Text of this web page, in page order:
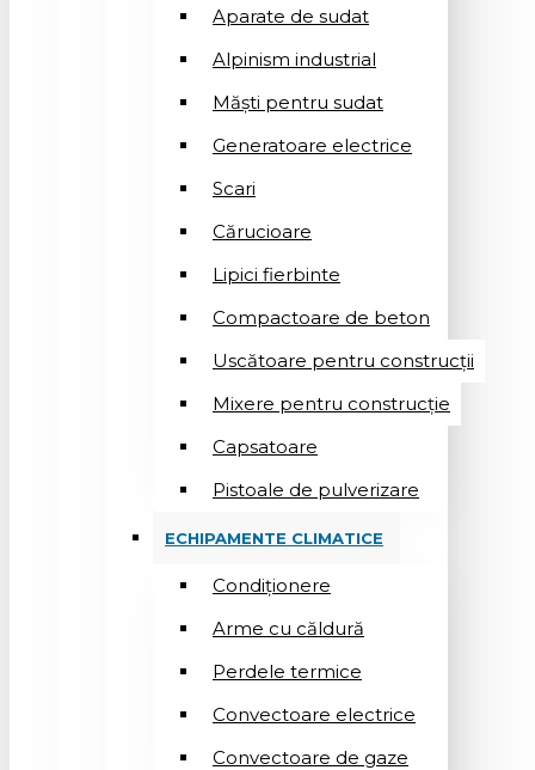
Aparate de sudat
Alpinism industrial
Măști pentru sudat
Generatoare electrice
Scari
Cărucioare
Lipici fierbinte
Compactoare de beton
Uscătoare pentru construcții
Mixere pentru construcție
Capsatoare
Pistoale de pulverizare
ECHIPAMENTE CLIMATICE
Condiționere
Arme cu căldură
Perdele termice
Convectoare electrice
Convectoare de gaze